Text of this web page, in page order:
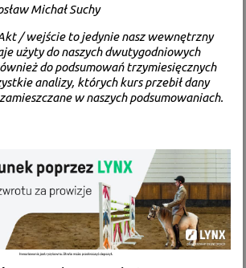
Michał Suchy
/ wejście to jedynie nasz wewnętrzny
użyty do naszych dwutygodniowych
do podsumowań trzymiesięcznych
analizy, których kurs przebił dany
w naszych podsumowaniach.